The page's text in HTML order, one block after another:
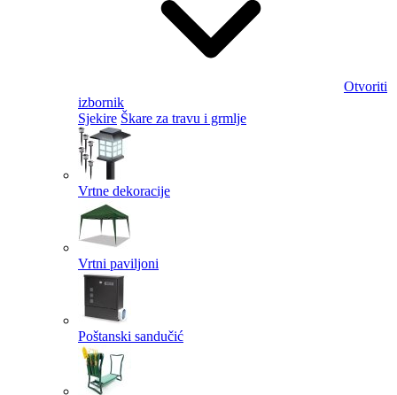
Otvoriti
izbornik
Sjekire Škare za travu i grmlje
Vrtne dekoracije
Vrtni paviljoni
Poštanski sandučić